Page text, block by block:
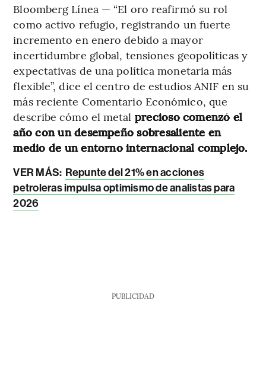
Bloomberg Línea — “El oro reafirmó su rol
como activo refugio, registrando un fuerte
incremento en enero debido a mayor
incertidumbre global, tensiones geopolíticas y
expectativas de una política monetaria más
flexible”, dice el centro de estudios ANIF en su
más reciente Comentario Económico, que
describe cómo el metal precioso comenzó el
año con un desempeño sobresaliente en
medio de un entorno internacional complejo.
VER MÁS: Repunte del 21% en acciones
petroleras impulsa optimismo de analistas para
2026
PUBLICIDAD